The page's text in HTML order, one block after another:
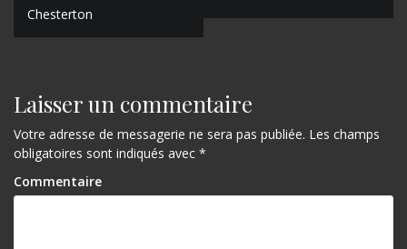
v
g
a
t
i
Chesterton
Laisser un commentaire
Votre adresse de messagerie ne sera pas publiée. Les champs
obligatoires sont indiqués avec *
Commentaire